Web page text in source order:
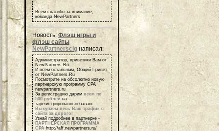
Всем спасибо за внимание,
команда NewPartners
Новость:Флэш игры и
флэш сайты
NewPartnerscig написал:
Администратор, приветики Вам от
NewPartners.Ru
И всем остальным, Общий Привет
от NewPartners.Ru
Посмотрите на обсолютно новую
партнерскую программу СРА
newpartners.ru
За регистрацию дарим всем по
500 рублей на
зарегистрированный баланс.
Выкупаем весь Ваш трафик с
сайта за дорого!
Узнай подробнее в партнерке -
ПАРТНЕРСКАЯ ПРОГРАММА
СРАhttp://aff.newpartners.ru/